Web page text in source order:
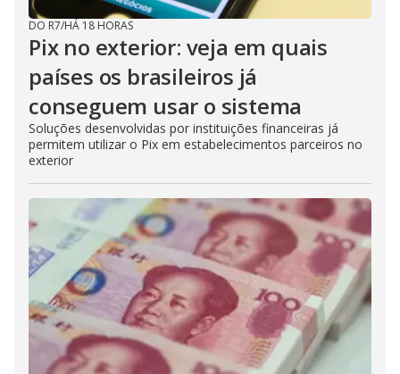
DO R7/HÁ 18 HORAS
Pix no exterior: veja em quais
países os brasileiros já
conseguem usar o sistema
Soluções desenvolvidas por instituições financeiras já
permitem utilizar o Pix em estabelecimentos parceiros no
exterior